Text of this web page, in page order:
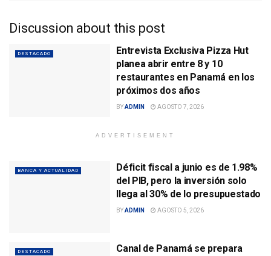
Discussion about this post
DESTACADO
Entrevista Exclusiva Pizza Hut
planea abrir entre 8 y 10
restaurantes en Panamá en los
próximos dos años
BYADMIN AGOSTO 7, 2026
ADVERTISEMENT
BANCA Y ACTUALIDAD
Déficit fiscal a junio es de 1.98%
del PIB, pero la inversión solo
llega al 30% de lo presupuestado
BYADMIN AGOSTO 5, 2026
DESTACADO
Canal de Panamá se prepara